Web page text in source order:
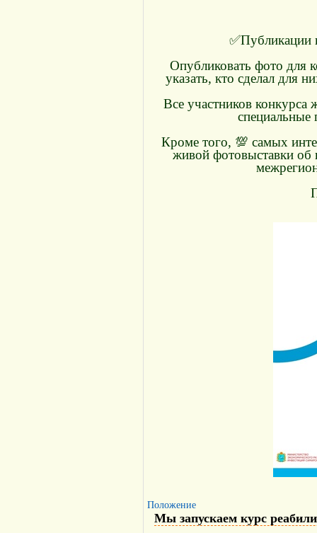
✅Публикации
Опубликовать фото для
указать, кто сделал для
Все участников
специальные
Кроме того, 💯 самых
живой фотовыставки об
Положение
Мы запускаем курс